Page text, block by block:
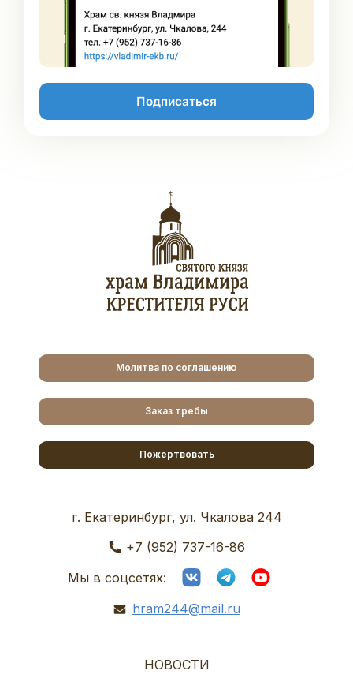
Подписаться
Молитва по соглашению
Заказ требы
Пожертвовать
г. Екатеринбург, ул. Чкалова 244
+7 (952) 737-16-86
Мы в соцсетях:
hram244@mail.ru
НОВОСТИ